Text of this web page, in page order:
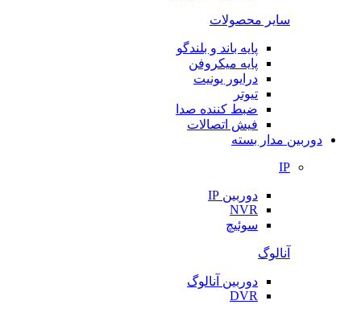
سایر محصولات
پایه باند و بلندگو
پایه میکروفن
درایور یونیت
تیوتر
ضبط کننده صدا
فیش اتصالات
دوربین مدار بسته
IP
دوربین IP
NVR
سوئیچ
آنالوگ
دوربین آنالوگ
DVR